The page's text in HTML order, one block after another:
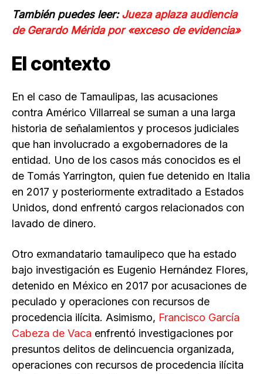
También puedes leer:Jueza aplaza audiencia
de Gerardo Mérida por «exceso de evidencia»
El contexto
En el caso de Tamaulipas, las acusaciones
contra Américo Villarreal se suman a una larga
historia de señalamientos y procesos judiciales
que han involucrado a exgobernadores de la
entidad. Uno de los casos más conocidos es el
de Tomás Yarrington, quien fue detenido en Italia
en 2017 y posteriormente extraditado a Estados
Unidos, dond enfrentó cargos relacionados con
lavado de dinero.
Otro exmandatario tamaulipeco que ha estado
bajo investigación es Eugenio Hernández Flores,
detenido en México en 2017 por acusaciones de
peculado y operaciones con recursos de
procedencia ilícita. Asimismo, Francisco García
Cabeza de Vaca enfrentó investigaciones por
presuntos delitos de delincuencia organizada,
operaciones con recursos de procedencia ilícita